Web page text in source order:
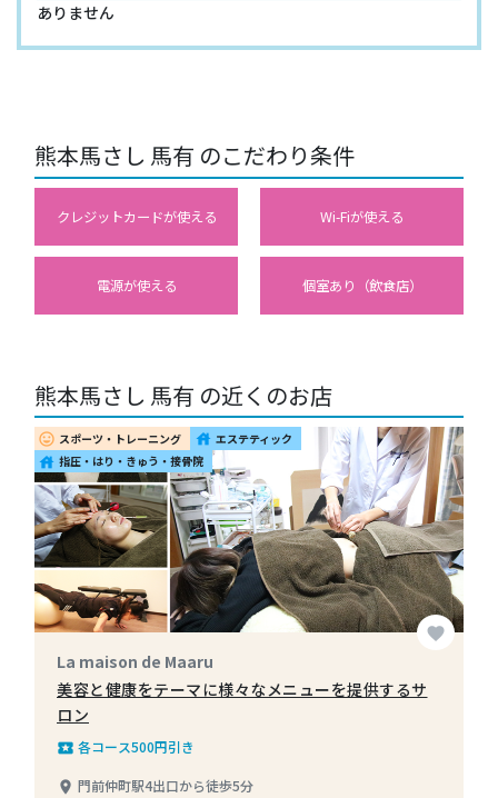
ありません
熊本馬さし 馬有 のこだわり条件
クレジットカードが使える Wi-Fiが使える
電源が使える 個室あり（飲食店）
熊本馬さし 馬有 の近くのお店
insert_emoticon スポーツ・トレーニング house エステティック
house 指圧・はり・きゅう・接骨院
favorite
La maison de Maaru
美容と健康をテーマに様々なメニューを提供するサ
ロン
local_play 各コース500円引き
place 門前仲町駅4出口から徒歩5分